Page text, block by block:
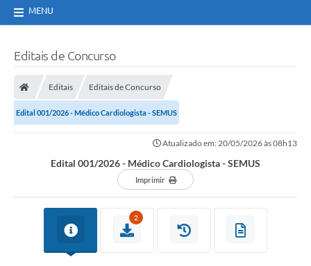
MENU
Editais de Concurso
Editais Editais de Concurso
Edital 001/2026 - Médico Cardiologista - SEMUS
Atualizado em: 20/05/2026 às 08h13
Edital 001/2026 - Médico Cardiologista - SEMUS
Imprimir
2